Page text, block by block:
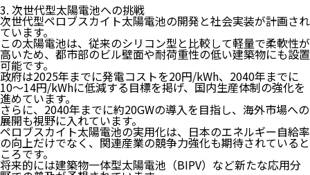
3. 次世代型太陽電池への挑戦
次世代型ペロブスカイト太陽電池の開発と社会実装が計画され
ています。
この太陽電池は、 従来のシリコン型と比較して軽量で柔軟性が
高いため、都市部のビル壁面や耐荷重性の低い建築物にも設置
可能です。
政府は2025年までに発電コストを20円/kWh、2040年までに
10～14円/kWhに低減する目標を掲げ、国内生産体制の強化を
進めています。
さらに、2040年までに約20GWの導入を目指し、海外市場への
展開も視野に入れています。
ペロブスカイト太陽電池の実用化は、日本のエネルギー自給率
の向上だけでなく、関連産業の競争力強化も期待されていると
ころです。
将来的には建築物一体型太陽電池（BIPV）など新たな応用分